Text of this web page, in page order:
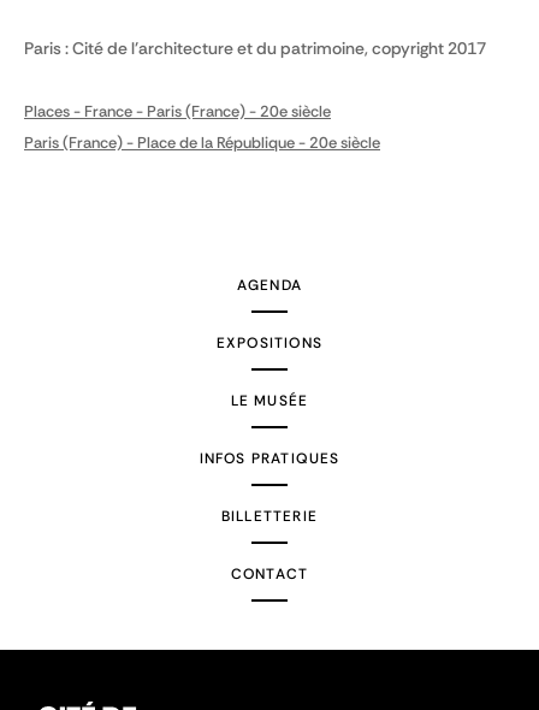
Paris : Cité de l'architecture et du patrimoine, copyright 2017
Places - France - Paris (France) - 20e siècle
Paris (France) - Place de la République - 20e siècle
AGENDA
EXPOSITIONS
LE MUSÉE
INFOS PRATIQUES
BILLETTERIE
CONTACT